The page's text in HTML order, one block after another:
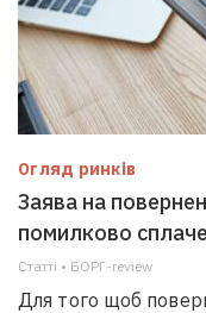
Огляд ринків
Заява на
помилково
Статті • БОРГ-review
Для того щоб